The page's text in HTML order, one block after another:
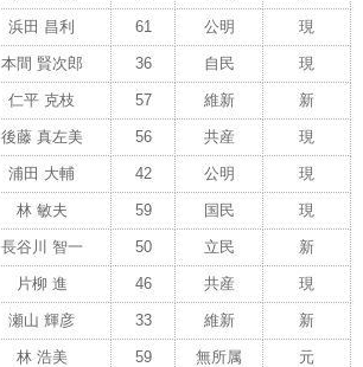
浜田 昌利 61 公明 現
本間 賢次郎 36 自民 現
仁平 克枝 57 維新 新
後藤 真左美 56 共産 現
浦田 大輔 42 公明 現
林 敏夫 59 国民 現
長谷川 智一 50 立民 新
片柳 進 46 共産 現
瀬山 輝彦 33 維新 新
林 浩美 59 無所属 元